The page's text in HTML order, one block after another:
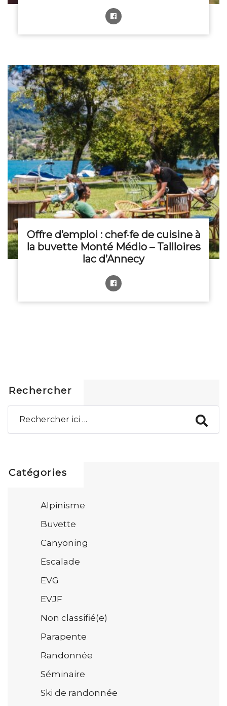
Offre d’emploi : chef·fe de cuisine à
la buvette Monté Médio – Tallloires
lac d’Annecy
Rechercher
Catégories
Alpinisme
Buvette
Canyoning
Escalade
EVG
EVJF
Non classifié(e)
Parapente
Randonnée
Séminaire
Ski de randonnée